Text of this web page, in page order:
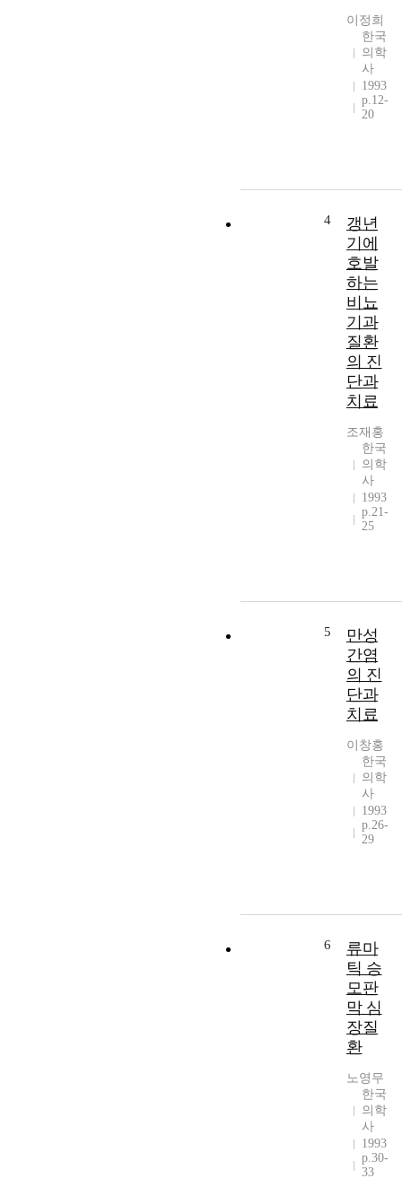
이정희
한국
의학
사
1993
p.12-
20
4
갱년
기에
호발
하는
비뇨
기과
질환
의 진
단과
치료
조재홍
한국
의학
사
1993
p.21-
25
5
만성
간염
의 진
단과
치료
이창홍
한국
의학
사
1993
p.26-
29
6
류마
틱 승
모판
막 심
장질
환
노영무
한국
의학
사
1993
p.30-
33